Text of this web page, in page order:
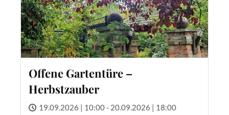
Offene Gartentüre –
Herbstzauber
19.09.2026 | 10:00 - 20.09.2026 | 18:00